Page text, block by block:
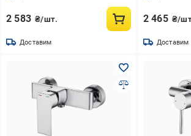
2 583 ₴/шт.
Доставим
2 465 ₴/
Доставим